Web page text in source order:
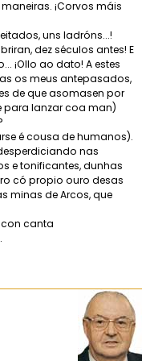
¡Corvos máis
uns ladróns...!
dez séculos antes! E
¡Ollo ao dato! A estes
os meus antepasados,
de que asomasen por
para lanzar coa man)
é cousa de humanos).
nas
e tonificantes, dunhas
có propio ouro desas
minas de Arcos, que
con canta